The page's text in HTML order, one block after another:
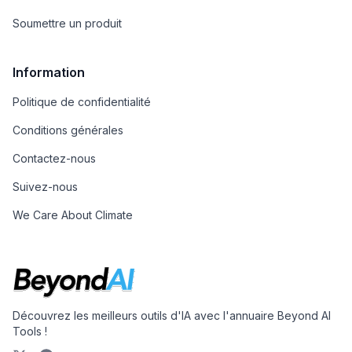
Soumettre un produit
Information
Politique de confidentialité
Conditions générales
Contactez-nous
Suivez-nous
We Care About Climate
Découvrez les meilleurs outils d'IA avec l'annuaire Beyond AI
Tools !